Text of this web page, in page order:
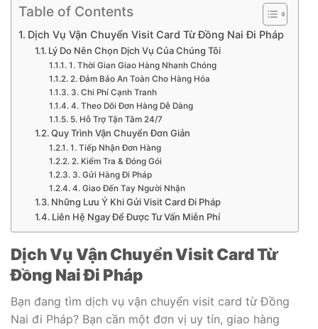
Table of Contents
Dịch Vụ Vận Chuyển Visit Card Từ Đồng Nai Đi Pháp
Lý Do Nên Chọn Dịch Vụ Của Chúng Tôi
1. Thời Gian Giao Hàng Nhanh Chóng
2. Đảm Bảo An Toàn Cho Hàng Hóa
3. Chi Phí Cạnh Tranh
4. Theo Dõi Đơn Hàng Dễ Dàng
5. Hỗ Trợ Tận Tâm 24/7
Quy Trình Vận Chuyển Đơn Giản
1. Tiếp Nhận Đơn Hàng
2. Kiểm Tra & Đóng Gói
3. Gửi Hàng Đi Pháp
4. Giao Đến Tay Người Nhận
Những Lưu Ý Khi Gửi Visit Card Đi Pháp
Liên Hệ Ngay Để Được Tư Vấn Miễn Phí
Dịch Vụ Vận Chuyển Visit Card Từ
Đồng Nai Đi Pháp
Bạn đang tìm dịch vụ vận chuyển visit card từ Đồng
Nai đi Pháp? Bạn cần một đơn vị uy tín, giao hàng